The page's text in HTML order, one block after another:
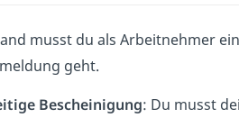
musst du als Arbeitnehmer
geht.
Bescheinigung: Du musst